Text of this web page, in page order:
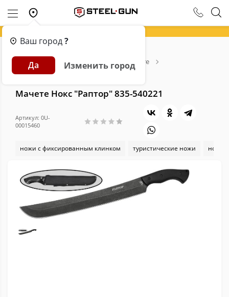
Ваш город?
Да Изменить город
Главная Каталог
Мачете
Мачете Нокс "Раптор" 835-540221
Мачете Нокс "Раптор" 835-540221
Артикул: 0U-
00015460
ножи с фиксированным клинком туристические ножи ножи